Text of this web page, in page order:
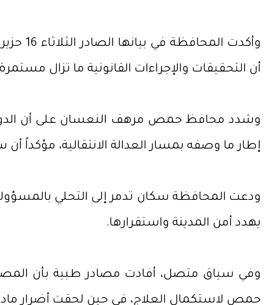
أن التحقيقات والإجراءات القانونية ما تزال
وشدد محافظ حمص مرهف النعسان على أن الدولة
إطار ما وصفه بمسار العدالة الانتقالية، مؤكداً
ودعت المحافظة سكان تدمر إلى التحلي
يهدد أمن المدينة واستقرارها.
وفي سياق متصل، أفادت مصادر طبية بأن
حمص لاستكمال العلاج، في حين لحقت أضرار